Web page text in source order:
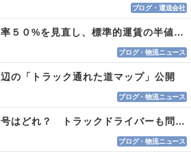
ブログ・運送会社
適正原価 実車率５０%を見直し、標準的運賃の半値の恐れも
ブログ・物流ニュース
の「トラック通れた道マップ」公開
ブログ・物流ニュース
自転車が従う信号はどれ？ トラックドライバーも問われる認識
ブログ・物流ニュース